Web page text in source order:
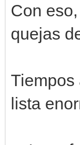
Con
quejas
Tiempos
lista